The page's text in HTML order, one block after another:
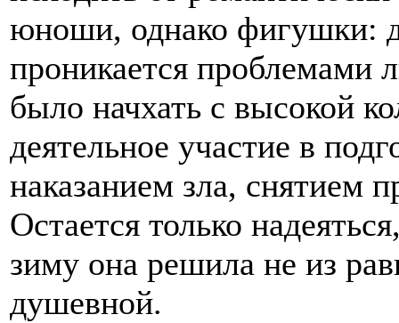
юноши, однако фигушки:
проникается проблемами
было начхать с высокой
деятельное участие в
наказанием зла, снятием
Остается только
зиму она решила не из
душевной.